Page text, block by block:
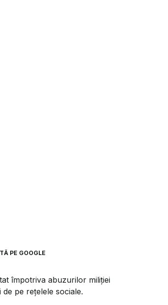
PE GOOGLE
împotriva abuzurilor miliției
pe rețelele sociale.